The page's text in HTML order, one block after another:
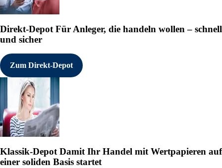
Direkt-Depot Für Anleger, die handeln wollen – schnell
und sicher
Zum Direkt-Depot
Klassik-Depot Damit Ihr Handel mit Wertpapieren auf
einer soliden Basis startet